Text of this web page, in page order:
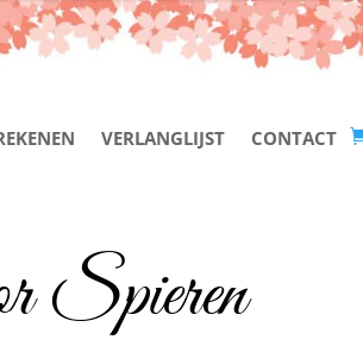
VERLANGLIJST CONTACT
Spieren